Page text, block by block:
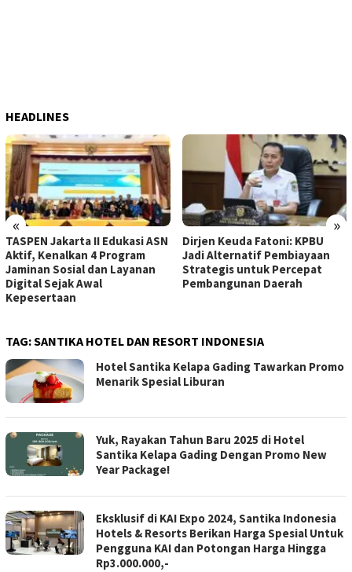
HEADLINES
« »
TASPEN Jakarta II Edukasi ASN
Aktif, Kenalkan 4 Program
Jaminan Sosial dan Layanan
Digital Sejak Awal
Kepesertaan
Dirjen Keuda Fatoni: KPBU
Jadi Alternatif Pembiayaan
Strategis untuk Percepat
Pembangunan Daerah
TAG:SANTIKA HOTEL DAN RESORT INDONESIA
Hotel Santika Kelapa Gading Tawarkan Promo
Menarik Spesial Liburan
Yuk, Rayakan Tahun Baru 2025 di Hotel
Santika Kelapa Gading Dengan Promo New
Year Package!
Eksklusif di KAI Expo 2024, Santika Indonesia
Hotels & Resorts Berikan Harga Spesial Untuk
Pengguna KAI dan Potongan Harga Hingga
Rp3.000.000,-